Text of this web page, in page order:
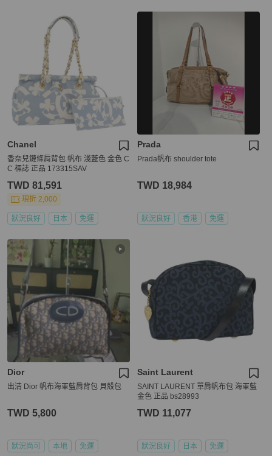
Chanel
香奈兒鏈條肩背包 帆布 淺藍色 金色 C
C 標誌 正品 173315SAV
TWD 81,591
現折 2,000
狀況良好 日本 免運
Prada
Prada帆布 shoulder tote
TWD 18,984
狀況良好 香港 免運
Dior
出清 Dior 帆布海軍藍肩背包 貝殼包
TWD 5,800
狀況尚可 本地 免運
Saint Laurent
SAINT LAURENT 單肩帆布包 海軍藍
金色 正品 bs28993
TWD 11,077
狀況良好 日本 免運